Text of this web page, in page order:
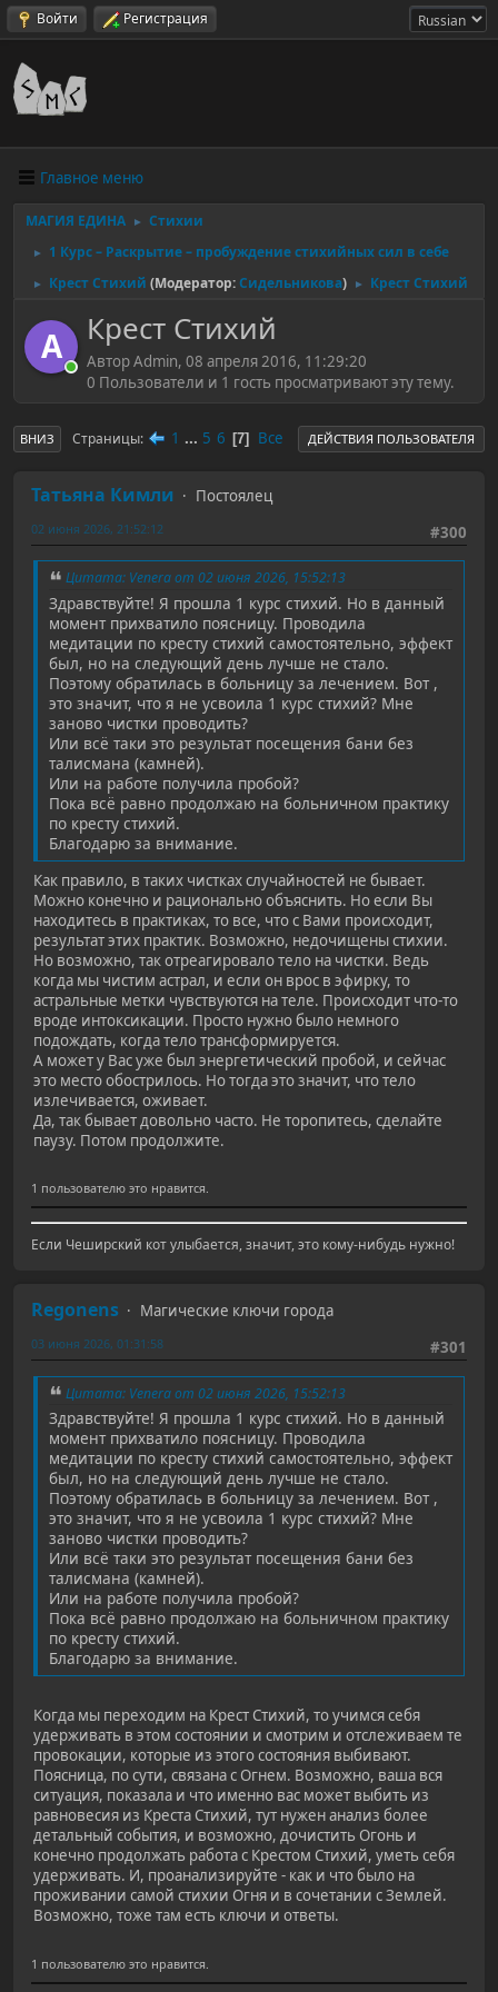
Войти Регистрация
Главное меню
МАГИЯ ЕДИНА ► Стихии
► 1 Курс – Раскрытие – пробуждение стихийных сил в себе
► Крест Стихий (Модератор:Сидельникова) ► Крест Стихий
A Крест Стихий
Автор Admin, 08 апреля 2016, 11:29:20
0 Пользователи и 1 гость просматривают эту тему.
ВНИЗ Страницы 1 ... 5 6 7 Все ДЕЙСТВИЯ ПОЛЬЗОВАТЕЛЯ
Татьяна Кимли
Постоялец
#300
02 июня 2026, 21:52:12
Цитата: Venera от 02 июня 2026, 15:52:13
Здравствуйте! Я прошла 1 курс стихий. Но в данный
момент прихватило поясницу. Проводила
медитации по кресту стихий самостоятельно, эффект
был, но на следующий день лучше не стало.
Поэтому обратилась в больницу за лечением. Вот ,
это значит, что я не усвоила 1 курс стихий? Мне
заново чистки проводить?
Или всё таки это результат посещения бани без
талисмана (камней).
Или на работе получила пробой?
Пока всё равно продолжаю на больничном практику
по кресту стихий.
Благодарю за внимание.
Как правило, в таких чистках случайностей не бывает.
Можно конечно и рационально объяснить. Но если Вы
находитесь в практиках, то все, что с Вами происходит,
результат этих практик. Возможно, недочищены стихии.
Но возможно, так отреагировало тело на чистки. Ведь
когда мы чистим астрал, и если он врос в эфирку, то
астральные метки чувствуются на теле. Происходит что-то
вроде интоксикации. Просто нужно было немного
подождать, когда тело трансформируется.
А может у Вас уже был энергетический пробой, и сейчас
это место обострилось. Но тогда это значит, что тело
излечивается, оживает.
Да, так бывает довольно часто. Не торопитесь, сделайте
паузу. Потом продолжите.
1 пользователю это нравится.
Если Чеширский кот улыбается, значит, это кому-нибудь нужно!
Regonens
Магические ключи города
#301
03 июня 2026, 01:31:58
Цитата: Venera от 02 июня 2026, 15:52:13
Здравствуйте! Я прошла 1 курс стихий. Но в данный
момент прихватило поясницу. Проводила
медитации по кресту стихий самостоятельно, эффект
был, но на следующий день лучше не стало.
Поэтому обратилась в больницу за лечением. Вот ,
это значит, что я не усвоила 1 курс стихий? Мне
заново чистки проводить?
Или всё таки это результат посещения бани без
талисмана (камней).
Или на работе получила пробой?
Пока всё равно продолжаю на больничном практику
по кресту стихий.
Благодарю за внимание.
Когда мы переходим на Крест Стихий, то учимся себя
удерживать в этом состоянии и смотрим и отслеживаем те
провокации, которые из этого состояния выбивают.
Поясница, по сути, связана с Огнем. Возможно, ваша вся
ситуация, показала и что именно вас может выбить из
равновесия из Креста Стихий, тут нужен анализ более
детальный события, и возможно, дочистить Огонь и
конечно продолжать работа с Крестом Стихий, уметь себя
удерживать. И, проанализируйте - как и что было на
проживании самой стихии Огня и в сочетании с Землей.
Возможно, тоже там есть ключи и ответы.
1 пользователю это нравится.